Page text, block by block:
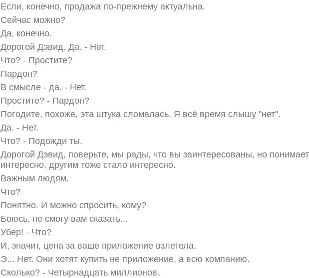
Если, конечно, продажа по-прежнему актуальна.
Сейчас можно?
Да, конечно.
Дорогой Дэвид. Да. - Нет.
Что? - Простите?
Пардон?
В смысле - да. - Нет.
Простите? - Пардон?
Погодите, похоже, эта штука сломалась. Я всё время слышу "нет".
Да. - Нет.
Что? - Подожди ты.
Дорогой Дэвид, поверьте, мы рады, что вы заинтересованы, но
интересно, другим тоже стало интересно.
Важным людям.
Что?
Понятно. И можно спросить, кому?
Боюсь, не смогу вам сказать...
Убер! - Что?
И, значит, цена за ваше приложение взлетела.
Э... Нет. Они хотят купить не приложение, а всю компанию.
Сколько? - Четырнадцать миллионов.